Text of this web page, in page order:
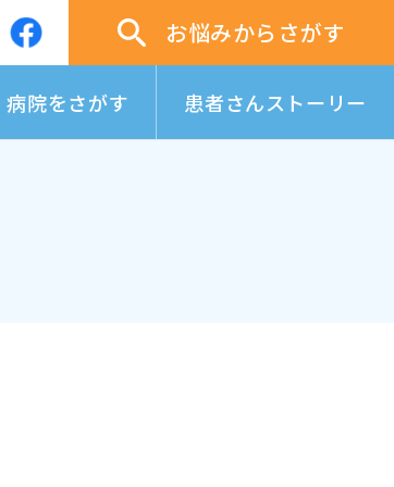
お悩みからさがす
病院をさがす 患者さんストーリー